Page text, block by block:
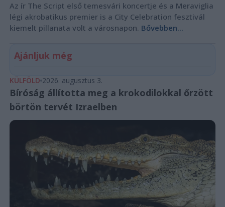
Az ír The Script első temesvári koncertje és a Meraviglia
légi akrobatikus premier is a City Celebration fesztivál
kiemelt pillanata volt a városnapon. Bővebben...
Ajánljuk még
KÜLFÖLD 2026. augusztus 3.
Bíróság állította meg a krokodilokkal őrzött
börtön tervét Izraelben